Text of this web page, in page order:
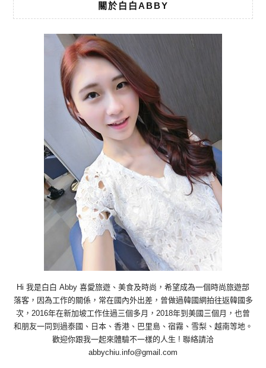
關於白白ABBY
Hi 我是白白 Abby 喜愛旅遊、美食及時尚，希望成為一個時尚旅遊部
落客，因為工作的關係，常在國內外出差，曾做過韓國網拍往返韓國多
次，2016年在新加坡工作住過三個多月，2018年到美國三個月，也曾
和朋友一同到過泰國、日本、香港、巴里島、宿霧、雪梨、越南等地。
歡迎你跟我一起來體驗不一樣的人生 ! 聯絡請洽
abbychiu.info@gmail.com